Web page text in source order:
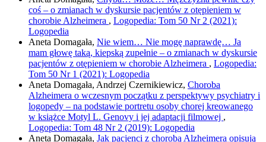
coś – o zmianach w dyskursie pacjentów z otępieniem w
chorobie Alzheimera , Logopedia: Tom 50 Nr 2 (2021):
Logopedia
Aneta Domagała, Nie wiem… Nie mogę naprawdę… Ja
mam głowę taką, kiepską zupełnie – o zmianach w dyskursie
pacjentów z otępieniem w chorobie Alzheimera , Logopedia:
Tom 50 Nr 1 (2021): Logopedia
Aneta Domagała, Andrzej Czernikiewicz, Choroba
Alzheimera o wczesnym początku z perspektywy psychiatry i
logopedy – na podstawie portretu osoby chorej kreowanego
w książce Motyl L. Genovy i jej adaptacji filmowej ,
Logopedia: Tom 48 Nr 2 (2019): Logopedia
Aneta Domagała, Jak pacjenci z chorobą Alzheimera opisują